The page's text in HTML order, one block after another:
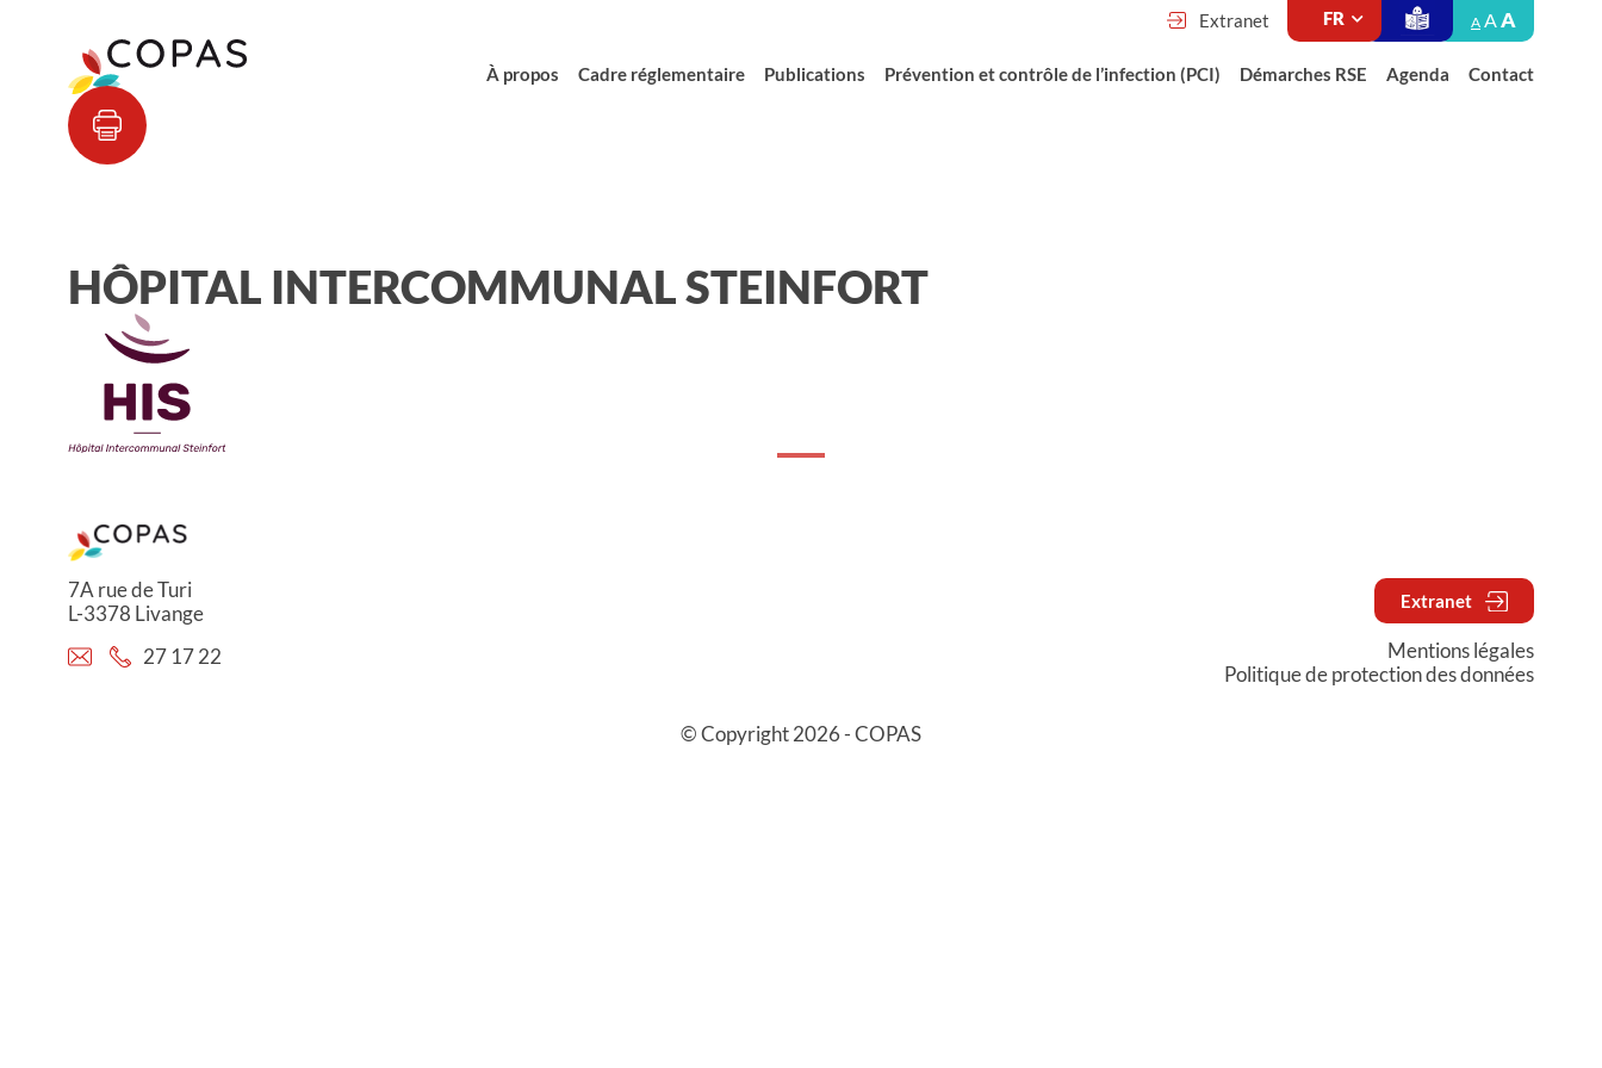
Extranet A AA
À propos Cadre réglementaire Publications Prévention et contrôle de l’infection (PCI) Démarches RSE Agenda Contact
HÔPITAL INTERCOMMUNAL STEINFORT
7A rue de Turi
L-3378 Livange
27 17 22
Extranet
Mentions légales
Politique de protection des données
© Copyright 2026 - COPAS